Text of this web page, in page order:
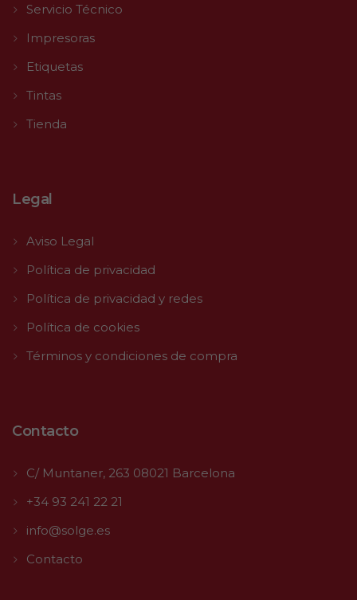
Servicio Técnico
Impresoras
Etiquetas
Tintas
Tienda
Legal
Aviso Legal
Política de privacidad
Política de privacidad y redes
Política de cookies
Términos y condiciones de compra
Contacto
C/ Muntaner, 263 08021 Barcelona
+34 93 241 22 21
info@solge.es
Contacto